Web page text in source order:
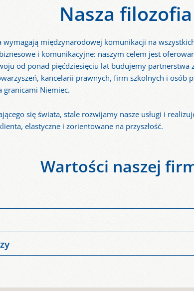
Nasza filozofia
wymagają międzynarodowej komunikacji na
i komunikacyjne: naszym celem jest
od ponad pięćdziesięciu lat budujemy partnerstwa
kancelarii prawnych, firm szkolnych i osób
granicami Niemiec.
się świata, stale rozwijamy nasze usługi i
elastyczne i zorientowane na przyszłość.
Wartości naszej
zawodowy i osobisty naszych pracowników i
pełne zadowolenie naszych klientów. Stosowanie
zorientowanymi na postęp technologiczny Jest to